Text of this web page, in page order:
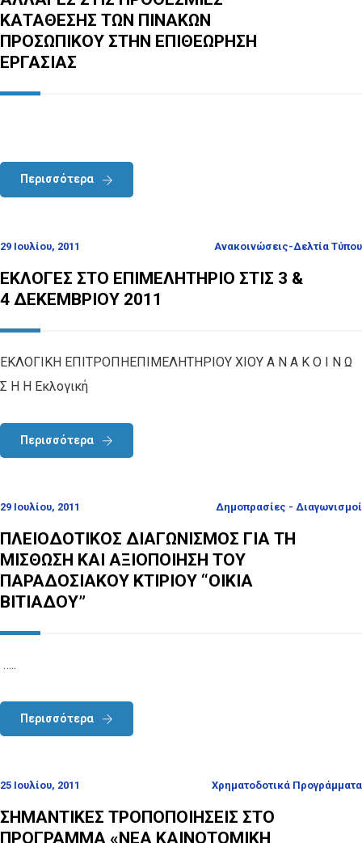
ΚΑΤΑΘΕΣΗΣ ΤΩΝ ΠΙΝΑΚΩΝ
ΠΡΟΣΩΠΙΚΟΥ ΣΤΗΝ ΕΠΙΘΕΩΡΗΣΗ
ΕΡΓΑΣΙΑΣ
Περισσότερα
29 Ιουλίου, 2011 Ανακοινώσεις-Δελτία Τύπου
ΕΚΛΟΓΕΣ ΣΤΟ ΕΠΙΜΕΛΗΤΗΡΙΟ ΣΤΙΣ 3 &
4 ΔΕΚΕΜΒΡΙΟΥ 2011
ΕΚΛΟΓΙΚΗ ΕΠΙΤΡΟΠΗΕΠΙΜΕΛΗΤΗΡΙΟΥ ΧΙΟΥ Α Ν Α Κ Ο Ι Ν Ω
Σ Η Η Εκλογική
Περισσότερα
29 Ιουλίου, 2011 Δημοπρασίες - Διαγωνισμοί
ΠΛΕΙΟΔΟΤΙΚΟΣ ΔΙΑΓΩΝΙΣΜΟΣ ΓΙΑ ΤΗ
ΜΙΣΘΩΣΗ ΚΑΙ ΑΞΙΟΠΟΙΗΣΗ ΤΟΥ
ΠΑΡΑΔΟΣΙΑΚΟΥ ΚΤΙΡΙΟΥ “ΟΙΚΙΑ
ΒΙΤΙΑΔΟΥ”
…..
Περισσότερα
25 Ιουλίου, 2011 Χρηματοδοτικά Προγράμματα
ΣΗΜΑΝΤΙΚΕΣ ΤΡΟΠΟΠΟΙΗΣΕΙΣ ΣΤΟ
ΠΡΟΓΡΑΜΜΑ «ΝΕΑ ΚΑΙΝΟΤΟΜΙΚΗ